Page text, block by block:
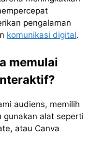
pengalaman
komunikasi digital.
memulai
audiens, memilih
gunakan alat seperti
atau Canva